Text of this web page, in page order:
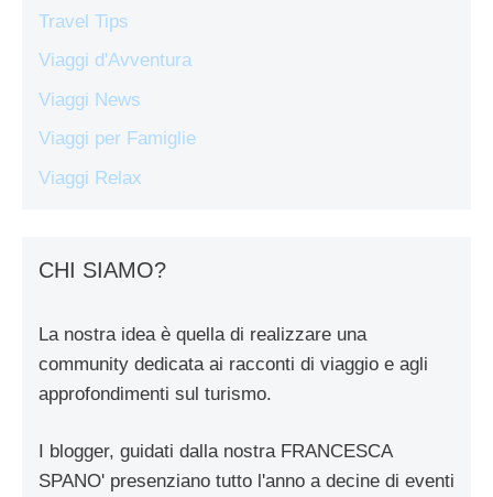
Travel Tips
Viaggi d'Avventura
Viaggi News
Viaggi per Famiglie
Viaggi Relax
CHI SIAMO?
La nostra idea è quella di realizzare una
community dedicata ai racconti di viaggio e agli
approfondimenti sul turismo.
I blogger, guidati dalla nostra FRANCESCA
SPANO' presenziano tutto l'anno a decine di eventi